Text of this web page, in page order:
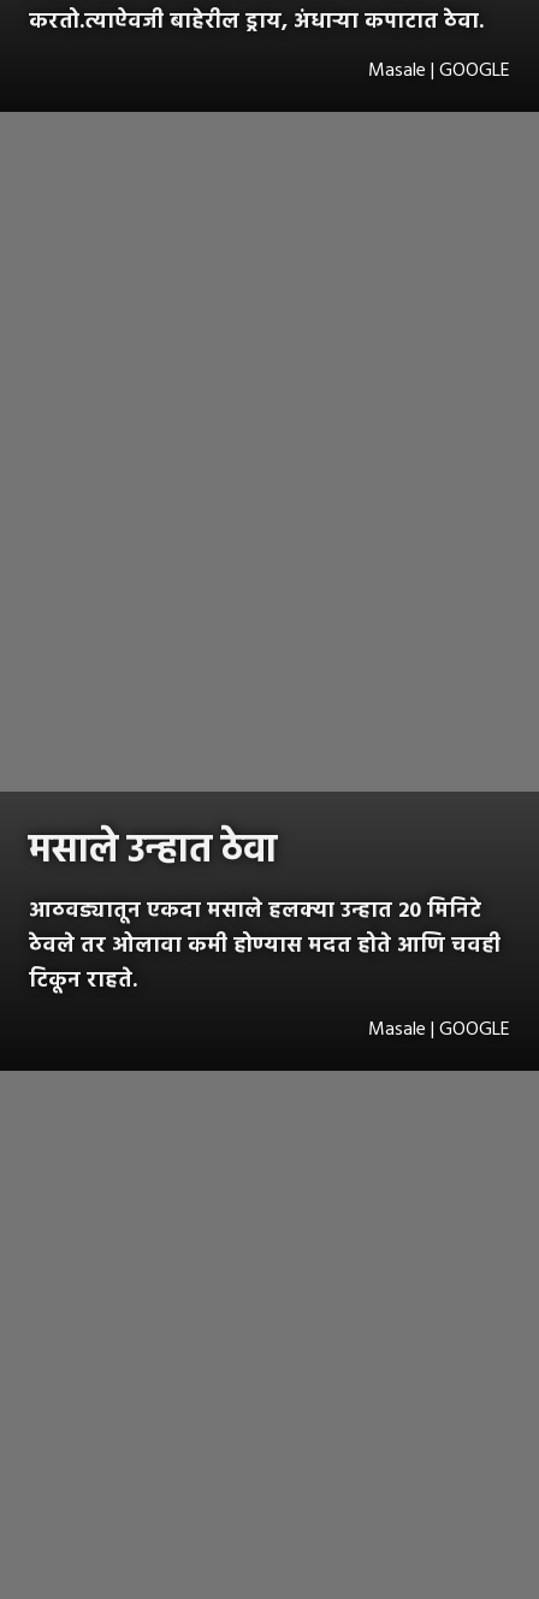
करतो.त्याऐवजी बाहेरील ड्राय, अंधाऱ्या कपाटात ठेवा.
Masale | GOOGLE
मसाले उन्हात ठेवा
आठवड्यातून एकदा मसाले हलक्या उन्हात 20 मिनिटे
ठेवले तर ओलावा कमी होण्यास मदत होते आणि चवही
टिकून राहते.
Masale | GOOGLE